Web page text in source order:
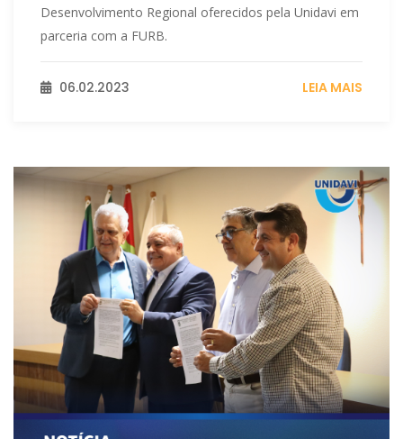
Desenvolvimento Regional oferecidos pela Unidavi em
parceria com a FURB.
06.02.2023 LEIA MAIS